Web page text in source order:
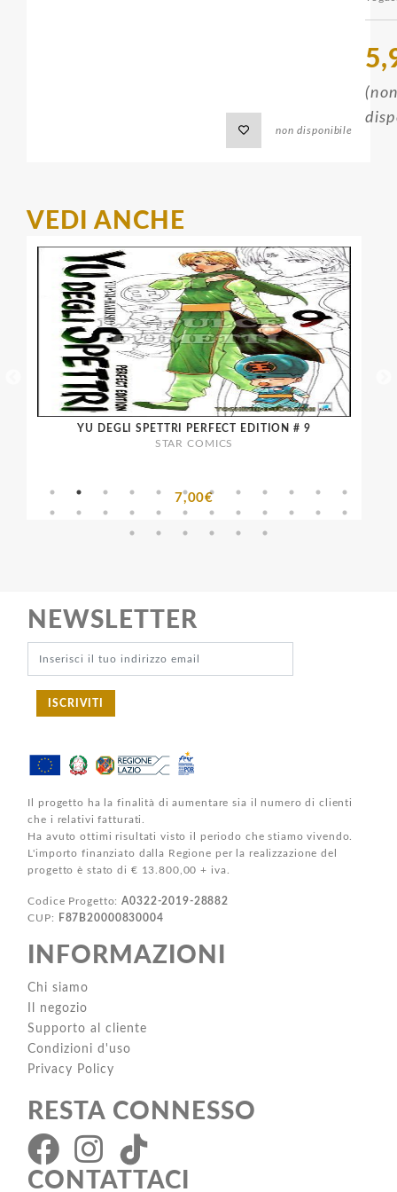
non disponibile
VEDI ANCHE
YU DEGLI SPETTRI PERFECT EDITION # 9
STAR COMICS
7,00€
NEWSLETTER
ISCRIVITI
Il progetto ha la finalità di aumentare sia il numero di clienti
che i relativi fatturati.
Ha avuto ottimi risultati visto il periodo che stiamo vivendo.
L'importo finanziato dalla Regione per la realizzazione del
progetto è stato di € 13.800,00 + iva.
Codice Progetto:A0322-2019-28882
CUP:
F87B20000830004
INFORMAZIONI
Chi siamo
Il negozio
Supporto al cliente
Condizioni d'uso
Privacy Policy
RESTA CONNESSO
CONTATTACI